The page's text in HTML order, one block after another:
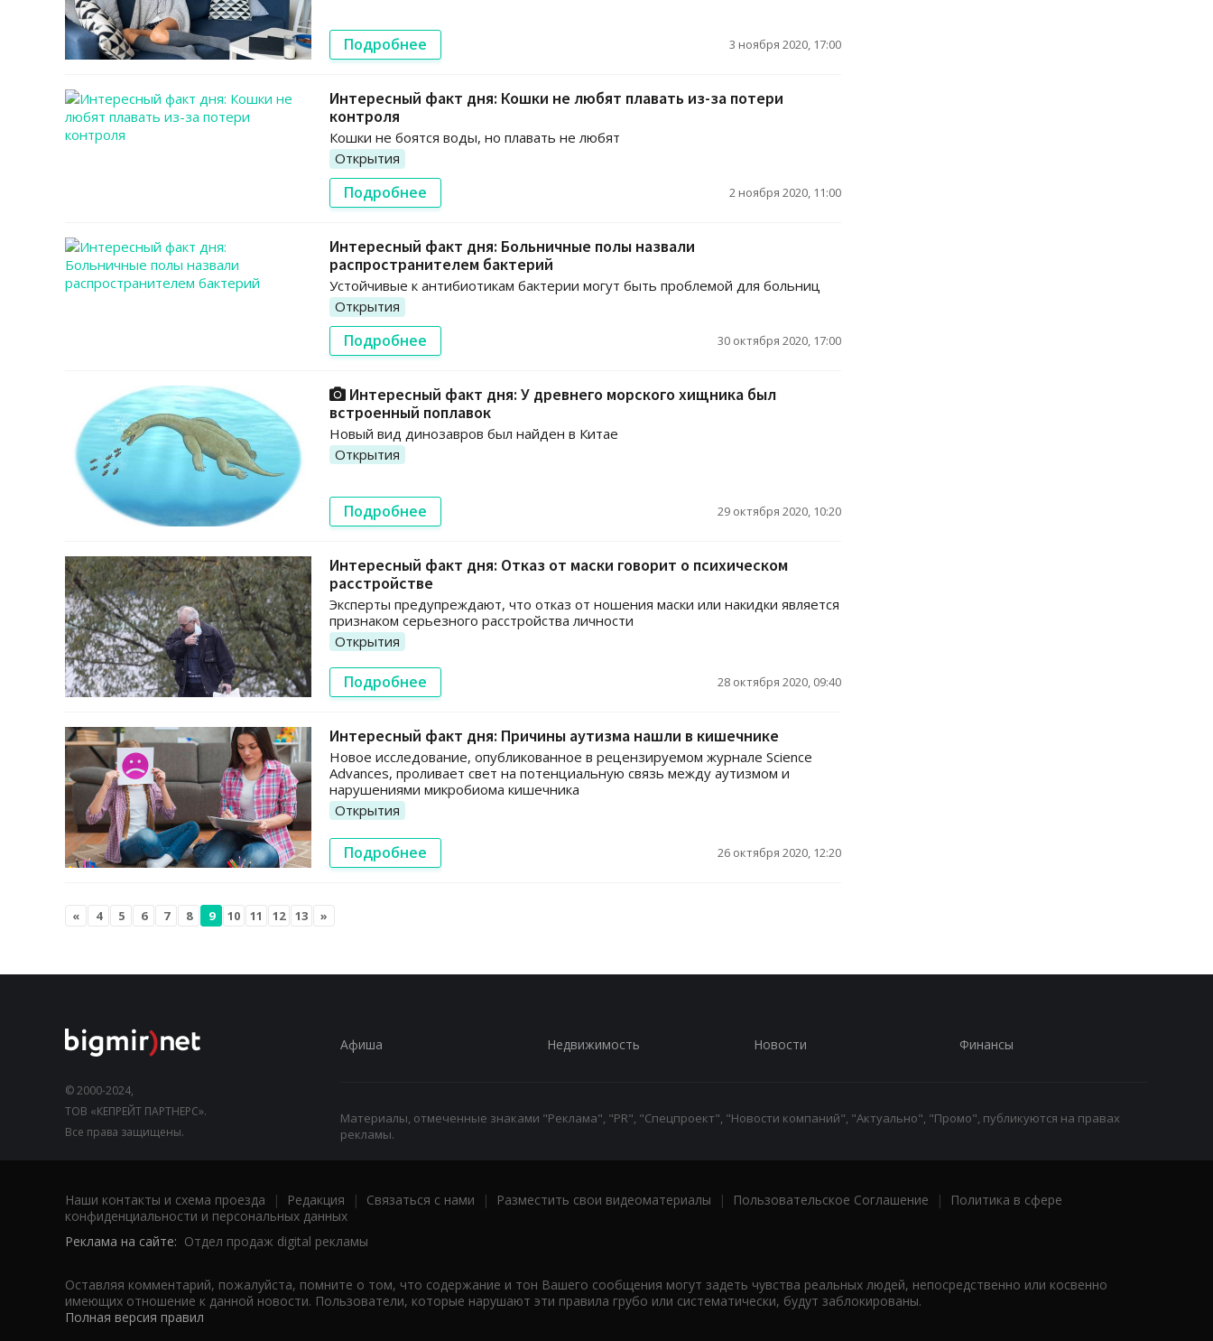
Подробнее 3 ноября 2020, 17:00
Интересный факт дня: Кошки не любят плавать из-за потери
контроля
Кошки не боятся воды, но плавать не любят
Открытия
Подробнее 2 ноября 2020, 11:00
Интересный факт дня: Больничные полы назвали
распространителем бактерий
Устойчивые к антибиотикам бактерии могут быть проблемой для больниц
Открытия
Подробнее 30 октября 2020, 17:00
Интересный факт дня: У древнего морского хищника был
встроенный поплавок
Новый вид динозавров был найден в Китае
Открытия
Подробнее 29 октября 2020, 10:20
Интересный факт дня: Отказ от маски говорит о психическом
расстройстве
Эксперты предупреждают, что отказ от ношения маски или накидки является
признаком серьезного расстройства личности
Открытия
Подробнее 28 октября 2020, 09:40
Интересный факт дня: Причины аутизма нашли в кишечнике
Новое исследование, опубликованное в рецензируемом журнале Science
Advances, проливает свет на потенциальную связь между аутизмом и
нарушениями микробиома кишечника
Открытия
Подробнее 26 октября 2020, 12:20
« 4 5 6 7 8 9 10 11 12 13 »
© 2000-2024,
ТОВ «КЕПРЕЙТ ПАРТНЕРС».
Все права защищены.
Афиша Недвижимость Новости Финансы
Материалы, отмеченные знаками "Реклама", "PR", "Спецпроект", "Новости компаний", "Актуально", "Промо", публикуются на правах
рекламы.
Наши контакты и схема проезда | Редакция | Связаться с нами | Разместить свои видеоматериалы | Пользовательское Соглашение |
Политика в сфере
конфиденциальности и персональных данных
Реклама на сайте: Отдел продаж digital рекламы
Оставляя комментарий, пожалуйста, помните о том, что содержание и тон Вашего сообщения могут задеть чувства реальных людей, непосредственно или косвенно
имеющих отношение к данной новости. Пользователи, которые нарушают эти правила грубо или систематически, будут заблокированы.
Полная версия правил